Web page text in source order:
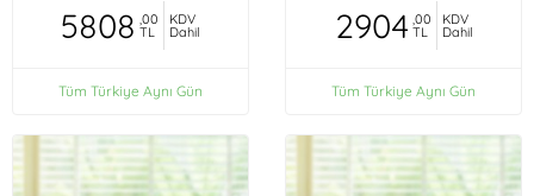
5808 ,00
TL
KDV
Dahil
Tüm Türkiye Aynı Gün
2904 ,00
TL
KDV
Dahil
Tüm Türkiye Aynı Gün